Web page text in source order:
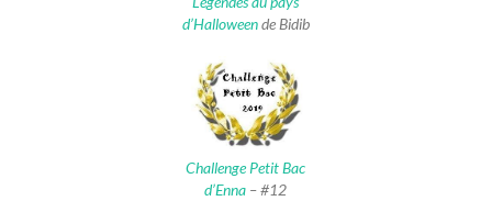
d’Halloweende Bidib
Challenge Petit Bac
d’Enna – #12